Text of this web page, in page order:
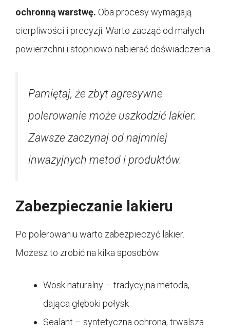
ochronną warstwę. Oba procesy wymagają
cierpliwości i precyzji. Warto zacząć od małych
powierzchni i stopniowo nabierać doświadczenia.
Pamiętaj, że zbyt agresywne
polerowanie może uszkodzić lakier.
Zawsze zaczynaj od najmniej
inwazyjnych metod i produktów.
Zabezpieczanie lakieru
Po polerowaniu warto zabezpieczyć lakier.
Możesz to zrobić na kilka sposobów:
Wosk naturalny – tradycyjna metoda,
dająca głęboki połysk
Sealant – syntetyczna ochrona, trwalsza